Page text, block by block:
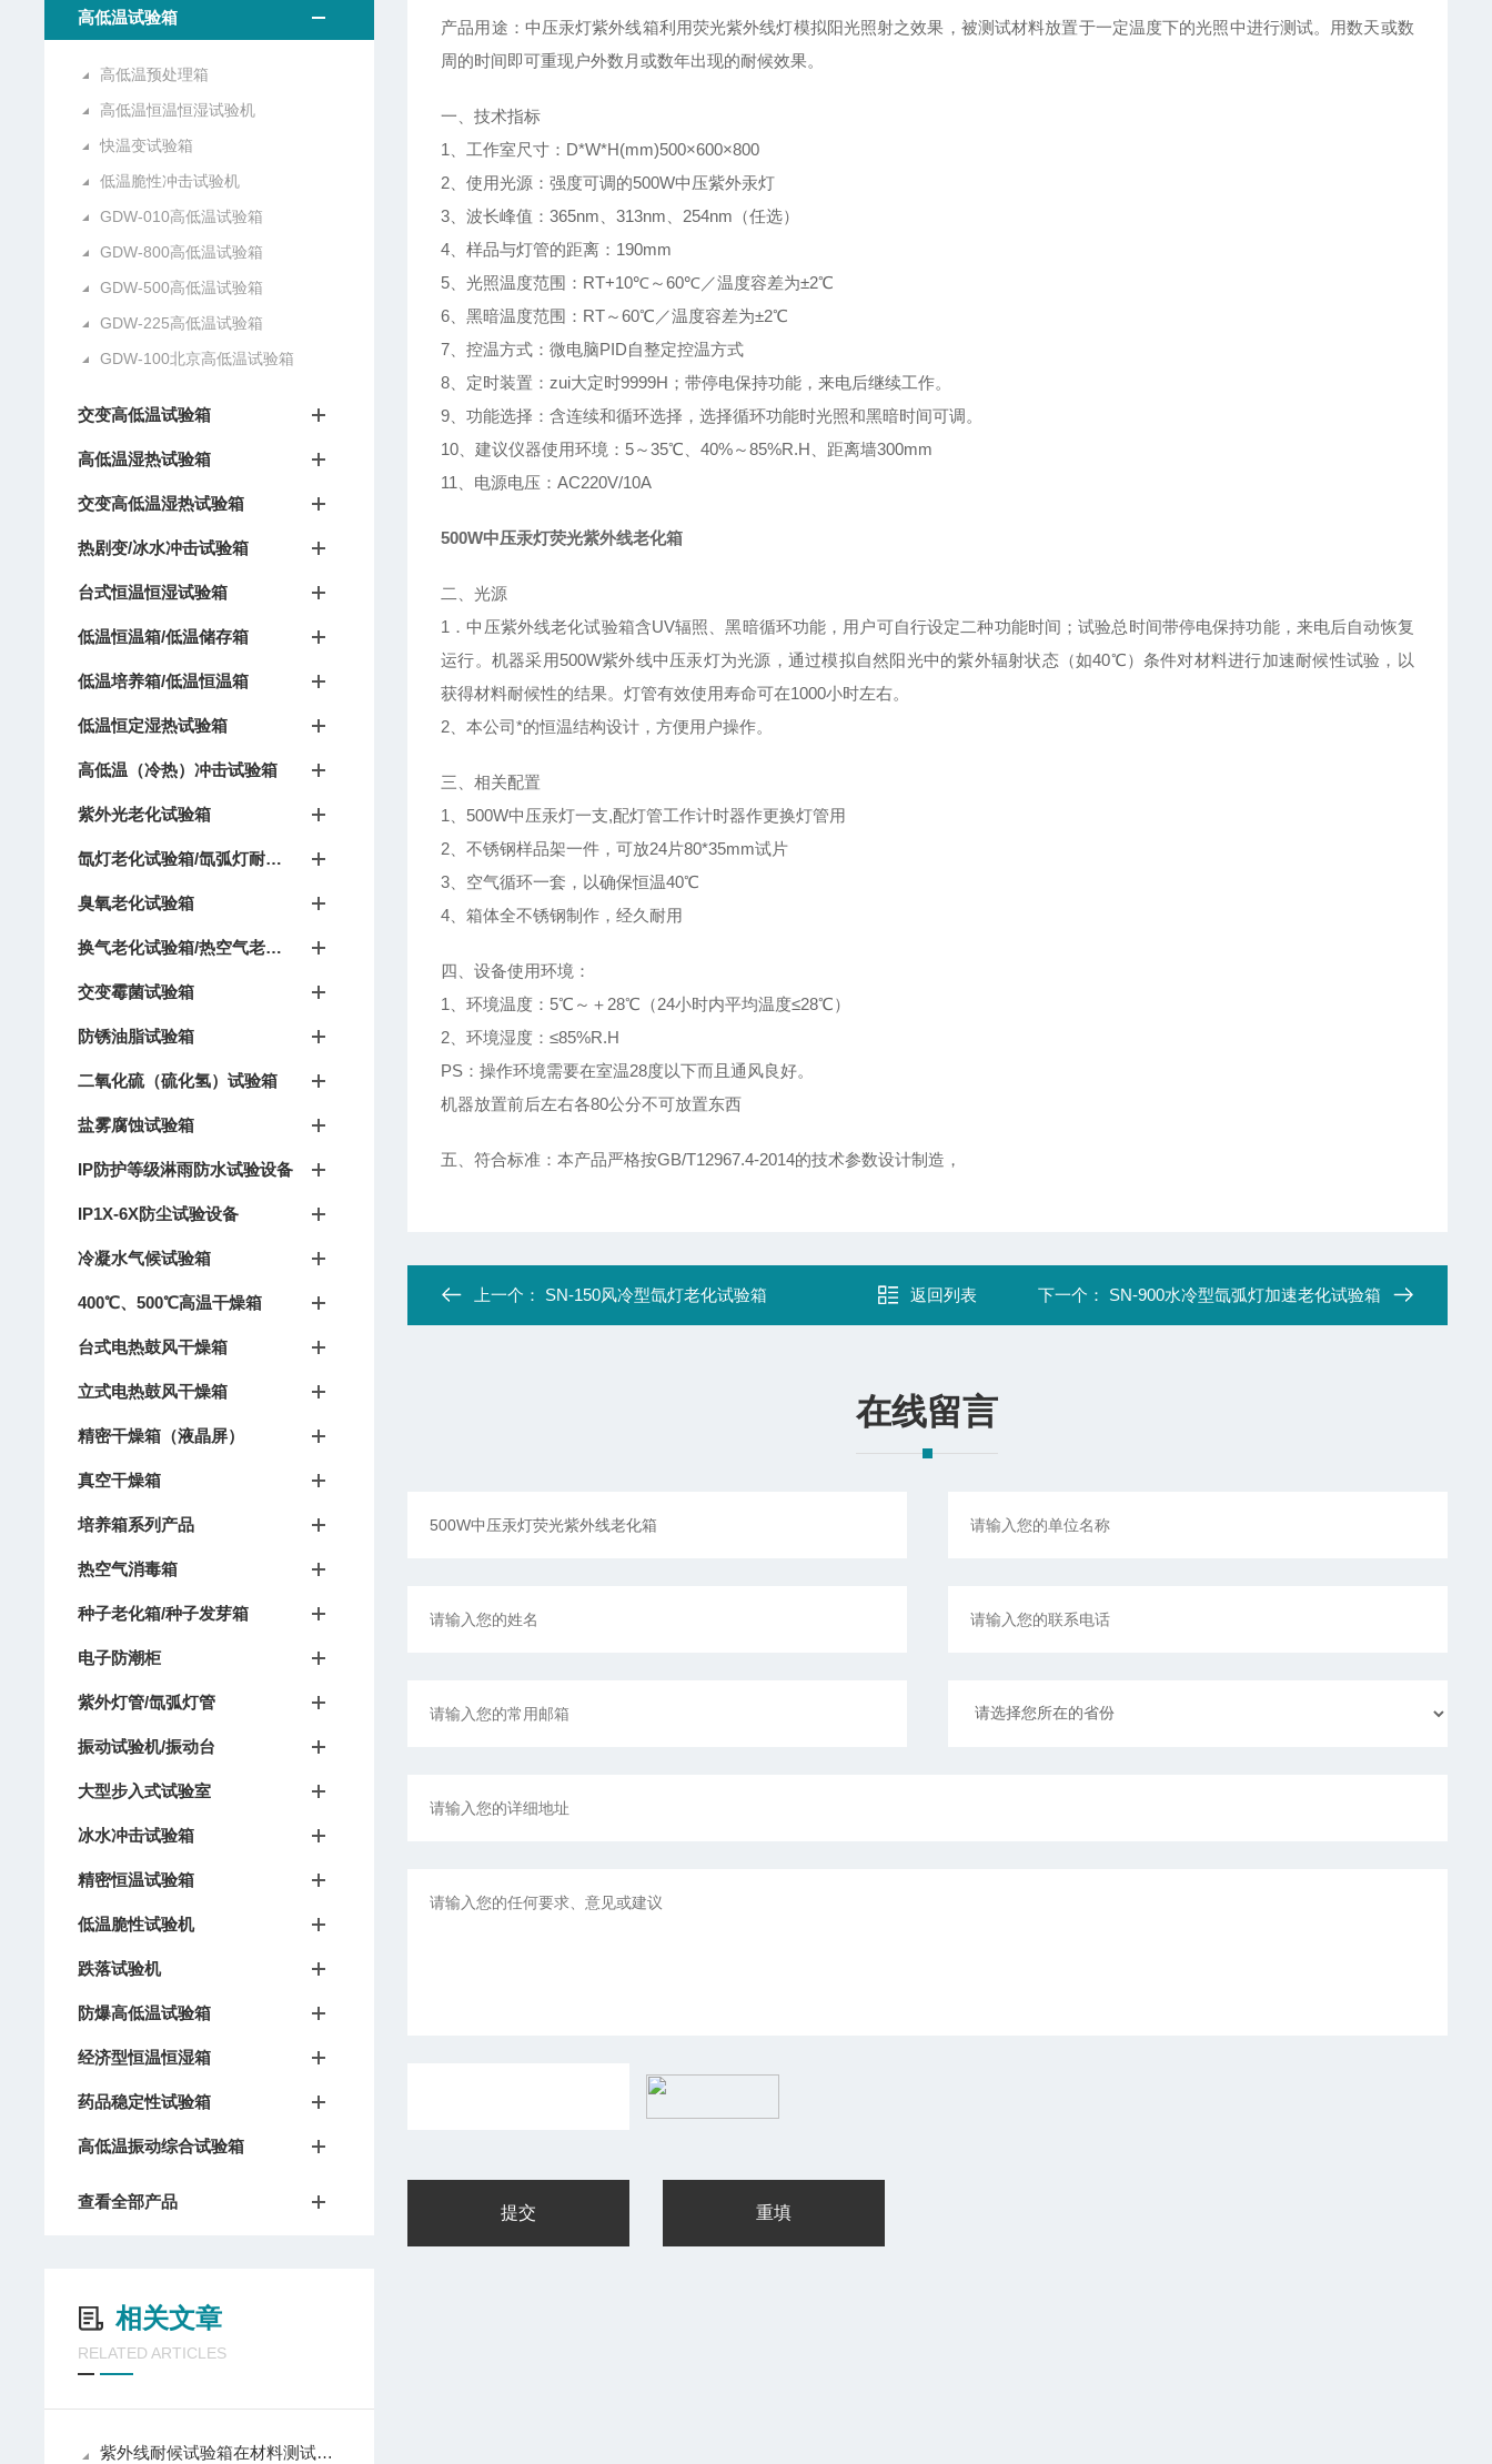
高低温试验箱
高低温预处理箱
高低温恒温恒湿试验机
快温变试验箱
低温脆性冲击试验机
GDW-010高低温试验箱
GDW-800高低温试验箱
GDW-500高低温试验箱
GDW-225高低温试验箱
GDW-100北京高低温试验箱
交变高低温试验箱
高低温湿热试验箱
交变高低温湿热试验箱
热剧变/冰水冲击试验箱
台式恒温恒湿试验箱
低温恒温箱/低温储存箱
低温培养箱/低温恒温箱
低温恒定湿热试验箱
高低温（冷热）冲击试验箱
紫外光老化试验箱
氙灯老化试验箱/氙弧灯耐候试验箱
臭氧老化试验箱
换气老化试验箱/热空气老化箱
交变霉菌试验箱
防锈油脂试验箱
二氧化硫（硫化氢）试验箱
盐雾腐蚀试验箱
IP防护等级淋雨防水试验设备
IP1X-6X防尘试验设备
冷凝水气候试验箱
400℃、500℃高温干燥箱
台式电热鼓风干燥箱
立式电热鼓风干燥箱
精密干燥箱（液晶屏）
真空干燥箱
培养箱系列产品
热空气消毒箱
种子老化箱/种子发芽箱
电子防潮柜
紫外灯管/氙弧灯管
振动试验机/振动台
大型步入式试验室
冰水冲击试验箱
精密恒温试验箱
低温脆性试验机
跌落试验机
防爆高低温试验箱
经济型恒温恒湿箱
药品稳定性试验箱
高低温振动综合试验箱
查看全部产品
相关文章
RELATED ARTICLES
紫外线耐候试验箱在材料测试中的应用
产品用途：中压汞灯紫外线箱利用荧光紫外线灯模拟阳光照射之效果，被测试材料放置于一定温度下的光照中进行测试。用数天或数
周的时间即可重现户外数月或数年出现的耐候效果。
一、技术指标
1、工作室尺寸：D*W*H(mm)500×600×800
2、使用光源：强度可调的500W中压紫外汞灯
3、波长峰值：365nm、313nm、254nm（任选）
4、样品与灯管的距离：190mm
5、光照温度范围：RT+10℃～60℃／温度容差为±2℃
6、黑暗温度范围：RT～60℃／温度容差为±2℃
7、控温方式：微电脑PID自整定控温方式
8、定时装置：zui大定时9999H；带停电保持功能，来电后继续工作。
9、功能选择：含连续和循环选择，选择循环功能时光照和黑暗时间可调。
10、建议仪器使用环境：5～35℃、40%～85%R.H、距离墙300mm
11、电源电压：AC220V/10A
500W中压汞灯荧光紫外线老化箱
二、光源
1．中压紫外线老化试验箱含UV辐照、黑暗循环功能，用户可自行设定二种功能时间；试验总时间带停电保持功能，来电后自动恢复
运行。机器采用500W紫外线中压汞灯为光源，通过模拟自然阳光中的紫外辐射状态（如40℃）条件对材料进行加速耐候性试验，以
获得材料耐候性的结果。灯管有效使用寿命可在1000小时左右。
2、本公司*的恒温结构设计，方便用户操作。
三、相关配置
1、500W中压汞灯一支,配灯管工作计时器作更换灯管用
2、不锈钢样品架一件，可放24片80*35mm试片
3、空气循环一套，以确保恒温40℃
4、箱体全不锈钢制作，经久耐用
四、设备使用环境：
1、环境温度：5℃～＋28℃（24小时内平均温度≤28℃）
2、环境湿度：≤85%R.H
PS：操作环境需要在室温28度以下而且通风良好。
机器放置前后左右各80公分不可放置东西
五、符合标准：本产品严格按GB/T12967.4-2014的技术参数设计制造，
上一个： SN-150风冷型氙灯老化试验箱 返回列表 下一个： SN-900水冷型氙弧灯加速老化试验箱
在线留言